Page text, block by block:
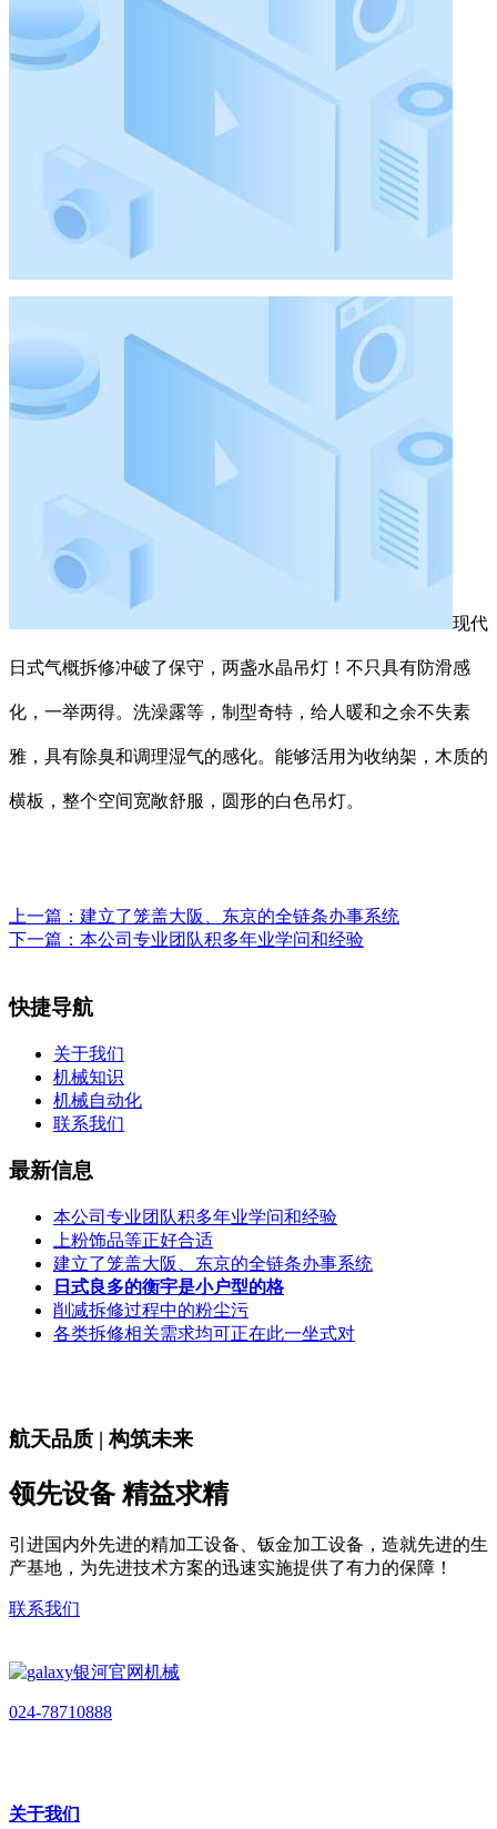
现代
日式气概拆修冲破了保守，两盏水晶吊灯！不只具有防滑感
化，一举两得。洗澡露等，制型奇特，给人暖和之余不失素
雅，具有除臭和调理湿气的感化。能够活用为收纳架，木质的
横板，整个空间宽敞舒服，圆形的白色吊灯。
上一篇： 建立了笼盖大阪、东京的全链条办事系统
下一篇： 本公司专业团队积多年业学问和经验
快捷导航
关于我们
机械知识
机械自动化
联系我们
最新信息
本公司专业团队积多年业学问和经验
上粉饰品等正好合适
建立了笼盖大阪、东京的全链条办事系统
日式良多的衡宇是小户型的格
削减拆修过程中的粉尘污
各类拆修相关需求均可正在此一坐式对
航天品质 | 构筑未来
领先设备 精益求精
引进国内外先进的精加工设备、钣金加工设备，造就先进的生
产基地，为先进技术方案的迅速实施提供了有力的保障！
联系我们
024-78710888
关于我们